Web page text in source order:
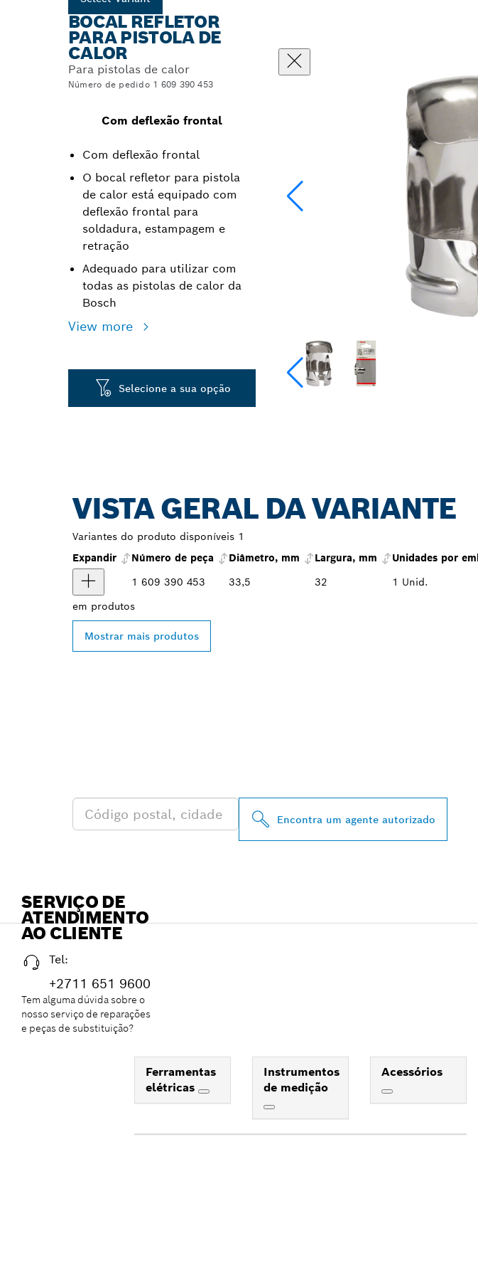
BOCAL REFLETOR
PARA PISTOLA DE
CALOR
Para pistolas de calor
Número de pedido 1 609 390 453
Com deflexão frontal
Com deflexão frontal
O bocal refletor para pistola
de calor está equipado com
deflexão frontal para
soldadura, estampagem e
retração
Adequado para utilizar com
todas as pistolas de calor da
Bosch
View more
Selecione a sua opção
VISTA GERAL DA VARIANTE
Variantes do produto disponíveis 1
Expandir
Número de peça Diâmetro, mm Largura, mm Unidades por
1 609 390 453
33,5 32 1 Unid.
em produtos
Mostrar mais produtos
Encontra um agente autorizado
SERVIÇO DE
ATENDIMENTO
AO CLIENTE
Tel:
+2711 651 9600
Tem alguma dúvida sobre o
nosso serviço de reparações
e peças de substituição?
Ferramentas
elétricas
Instrumentos
de medição
Acessórios